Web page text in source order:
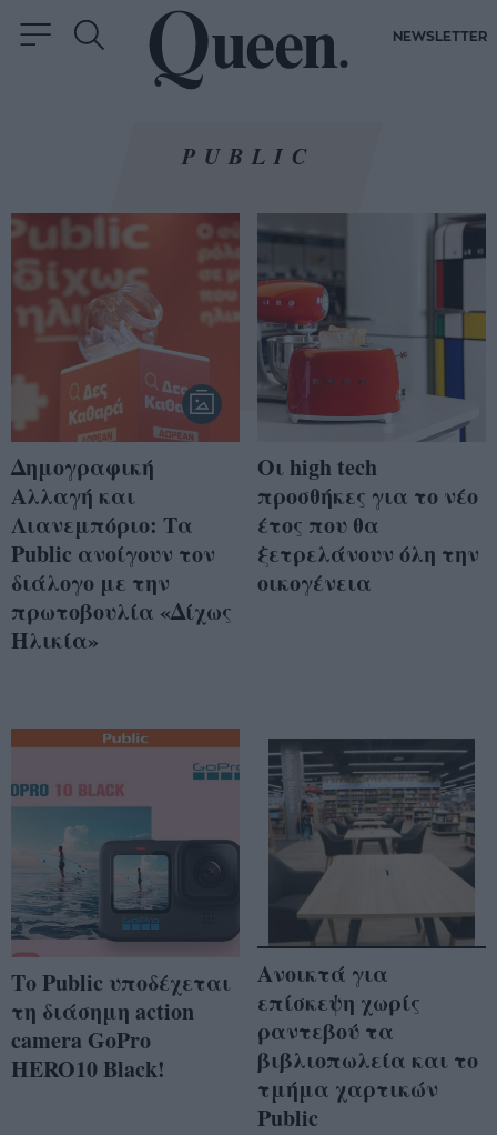
NEWSLETTER
PUBLIC
Δημογραφική
Αλλαγή και
Λιανεμπόριο: Τα
Public ανοίγουν τον
διάλογο με την
πρωτοβουλία «Δίχως
Ηλικία»
Οι high tech
προσθήκες για το νέο
έτος που θα
ξετρελάνουν όλη την
οικογένεια
Το Public υποδέχεται
τη διάσημη action
camera GoPro
HERO10 Black!
Ανοικτά για
επίσκεψη χωρίς
ραντεβού τα
βιβλιοπωλεία και το
τμήμα χαρτικών
Public